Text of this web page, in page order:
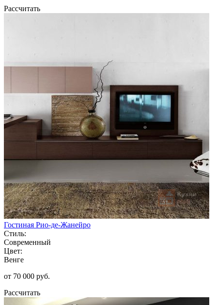
Рассчитать
Гостиная Рио-де-Жанейро
Стиль:
Современный
Цвет:
Венге
от 70 000 руб.
Рассчитать